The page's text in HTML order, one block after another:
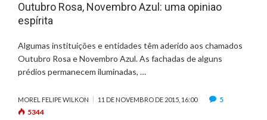
Outubro Rosa, Novembro Azul: uma opiniao
espírita
Algumas instituições e entidades têm aderido aos chamados
Outubro Rosa e Novembro Azul. As fachadas de alguns
prédios permanecem iluminadas, …
MOREL FELIPE WILKON 11 DE NOVEMBRO DE 2015, 16:00
5
5344